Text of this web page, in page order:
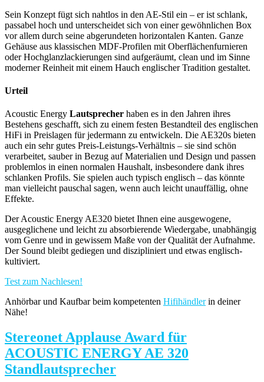
Sein Konzept fügt sich nahtlos in den AE-Stil ein – er ist schlank,
passabel hoch und unterscheidet sich von einer gewöhnlichen Box
vor allem durch seine abgerundeten horizontalen Kanten. Ganze
Gehäuse aus klassischen MDF-Profilen mit Oberflächenfurnieren
oder Hochglanzlackierungen sind aufgeräumt, clean und im Sinne
moderner Reinheit mit einem Hauch englischer Tradition gestaltet.
Urteil
Acoustic Energy Lautsprecher haben es in den Jahren ihres
Bestehens geschafft, sich zu einem festen Bestandteil des englischen
HiFi in Preislagen für jedermann zu entwickeln. Die AE320s bieten
auch ein sehr gutes Preis-Leistungs-Verhältnis – sie sind schön
verarbeitet, sauber in Bezug auf Materialien und Design und passen
problemlos in einen normalen Haushalt, insbesondere dank ihres
schlanken Profils. Sie spielen auch typisch englisch – das könnte
man vielleicht pauschal sagen, wenn auch leicht unauffällig, ohne
Effekte.
Der Acoustic Energy AE320 bietet Ihnen eine ausgewogene,
ausgeglichene und leicht zu absorbierende Wiedergabe, unabhängig
vom Genre und in gewissem Maße von der Qualität der Aufnahme.
Der Sound bleibt gediegen und diszipliniert und etwas englisch-
kultiviert.
Test zum Nachlesen!
Anhörbar und Kaufbar beim kompetenten Hifihändlerin deiner
Nähe!
Stereonet Applause Award für
ACOUSTIC ENERGY AE 320
Standlautsprecher